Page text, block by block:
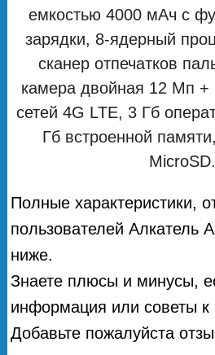
емкостью 4000 мАч с
зарядки, 8-ядерный
сканер отпечатков
камера двойная 12 Мп
сетей 4G LTE, 3 Гб
Гб встроенной
MicroSD.
Полные характеристики,
пользователей Алкатель
ниже.
Знаете плюсы и минусы,
информация или советы
Добавьте пожалуйста